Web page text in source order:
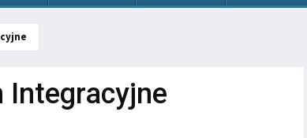
Integracyjne